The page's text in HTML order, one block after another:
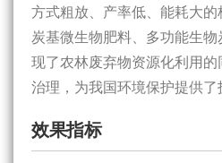
方式粗放、产率低、能耗大的
炭基微生物肥料、多功能生
现了农林废弃物资源化利用
治理，为我国环境保护提供了
效果指标